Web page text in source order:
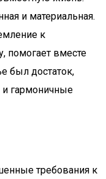
и материальная.
к
помогает вместе
был достаток,
гармоничные
требования к